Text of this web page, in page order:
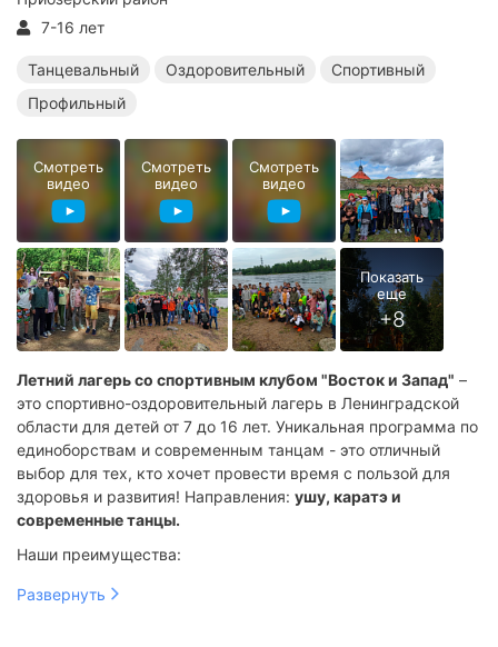
7-16 лет
Танцевальный Оздоровительный
Спортивный
Профильный
Летний лагерь со спортивным клубом "Восток и Запад" –
это спортивно-оздоровительный лагерь в Ленинградской
области для детей от 7 до 16 лет. Уникальная программа по
единоборствам и современным танцам - это отличный
выбор для тех, кто хочет провести время с пользой для
здоровья и развития! Направления: ушу, каратэ и
современные танцы.
Наши преимущества:
3 недели на свежем воздухе
Развернуть
Смотреть
видео
Смотреть
видео
Смотреть
видео